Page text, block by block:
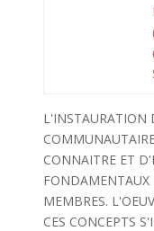
L'INSTAURATION
CONNAITRE ET
FONDAMENTAUX
MEMBRES.
CES CONCEPTS